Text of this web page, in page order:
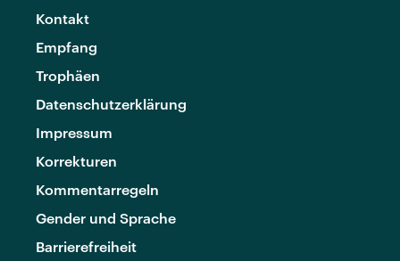
Kontakt
Empfang
Trophäen
Datenschutzerklärung
Impressum
Korrekturen
Kommentarregeln
Gender und Sprache
Barrierefreiheit